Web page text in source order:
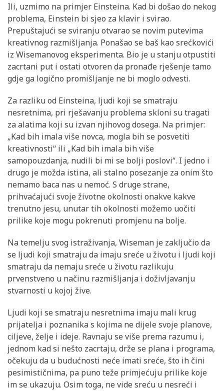
Ili, uzmimo na primjer Einsteina. Kad bi došao do nekog
problema, Einstein bi sjeo za klavir i svirao.
Prepuštajući se sviranju otvarao se novim putevima
kreativnog razmišljanja. Ponašao se baš kao srećkovići
iz Wisemanovog eksperimenta. Bio je u stanju otpustiti
zacrtani put i ostati otvoren da pronađe rješenje tamo
gdje ga logično promišljanje ne bi moglo odvesti.
Za razliku od Einsteina, ljudi koji se smatraju
nesretnima, pri rješavanju problema skloni su tragati
za alatima koji su izvan njihovog dosega. Na primjer:
„Kad bih imala više novca, mogla bih se posvetiti
kreativnosti“ ili „Kad bih imala bih više
samopouzdanja, nudili bi mi se bolji poslovi“. I jedno i
drugo je možda istina, ali stalno posezanje za onim što
nemamo baca nas u nemoć. S druge strane,
prihvaćajući svoje životne okolnosti onakve kakve
trenutno jesu, unutar tih okolnosti možemo uočiti
prilike koje mogu pokrenuti promjenu na bolje.
Na temelju svog istraživanja, Wiseman je zaključio da
se ljudi koji smatraju da imaju sreće u životu i ljudi koji
smatraju da nemaju sreće u životu razlikuju
prvenstveno u načinu razmišljanja i doživljavanju
stvarnosti u kojoj žive.
Ljudi koji se smatraju nesretnima imaju mali krug
prijatelja i poznanika s kojima ne dijele svoje planove,
ciljeve, želje i ideje. Ravnaju se više prema razumu i,
jednom kad si nešto zacrtaju, drže se plana i programa,
očekuju da u budućnosti neće imati sreće, što ih čini
pesimističnima, pa puno teže primjećuju prilike koje
im se ukazuju. Osim toga, ne vide sreću u nesreći i